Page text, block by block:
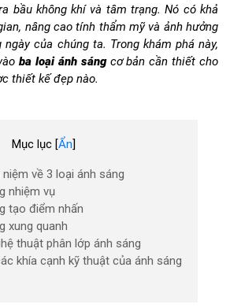
bầu không khí và tâm trạng. Nó có khả
nâng cao tính thẩm mỹ và ảnh hưởng
của chúng ta. Trong khám phá này,
ba loại ánh sángcơ bản cần thiết cho
thiết kế đẹp nào.
Mục lục [Ẩn]
niệm về 3 loại ánh sáng
nhiệm vụ
tạo điểm nhấn
xung quanh
thuật phân lớp ánh sáng
khía cạnh kỹ thuật của ánh sáng